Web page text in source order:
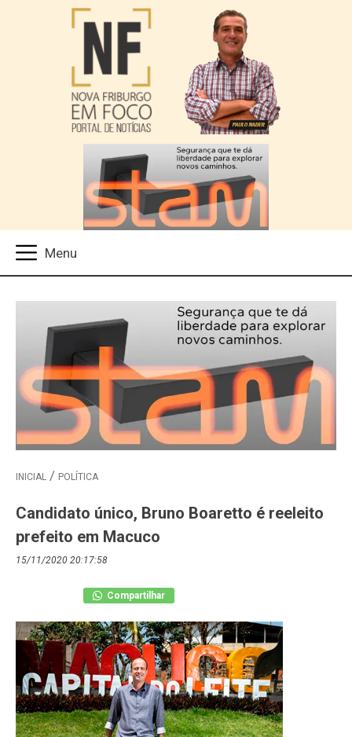
INICIAL POLÍTICA
Candidato único, Bruno Boaretto é reeleito
prefeito em Macuco
15/11/2020 20:17:58
Compartilhar